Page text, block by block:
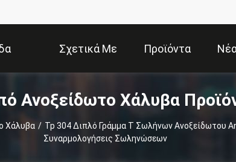
Σχετικά Με
Εμάς
Προϊόντα
Ανοξείδωτο Χάλυβα
Χάλυβα / Tp 304 Διπλό Γράμμα Τ Σωλήνων Ανοξείδωτου
Συναρμολογήσεις Σωληνώσεων